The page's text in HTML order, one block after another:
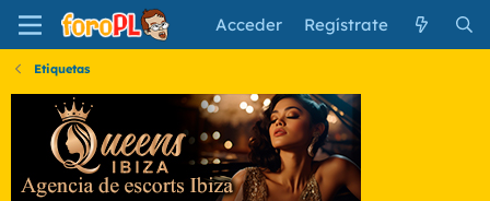
Acceder Regístrate
Etiquetas